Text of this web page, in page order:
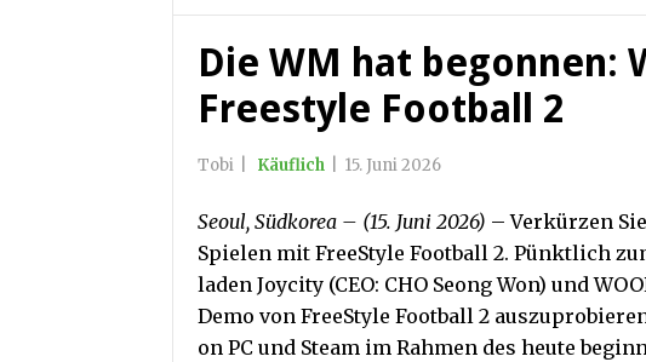
Die WM hat begonnen:
Freestyle Football 2
Tobi Käuflich 15. Juni 2026
Seoul, Südkorea – (15. Juni 2026) – Verkürzen
Spielen mit FreeStyle Football 2. Pünktlich
laden Joycity (CEO: CHO Seong Won) und
Demo von FreeStyle Football 2
on PC und Steam im Rahmen des heute